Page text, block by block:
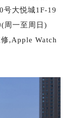
号大悦城1F-19
周一至周日)
,Apple Watch